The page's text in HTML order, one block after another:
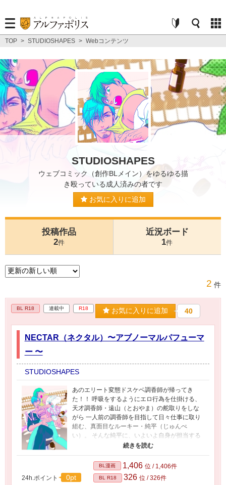
TOP > STUDIOSHAPES > Webコンテンツ
STUDIOSHAPES
ウェブコミック（創作BLメイン）をゆるゆる描
き殴っている成人済みの者です
お気に入りに追加
投稿作品
2件
近況ボード
1件
2 件
BL R18 連載中 R18 お気に入りに追加 40
NECTAR（ネクタル）〜アブノーマルパフューマ
ー 〜
STUDIOSHAPES
あのエリート変態ドスケベ調香師が帰ってき
た！！ 呼吸をするようにエロ行為を仕掛ける、
天才調香師・遠山（とおやま）の舵取りをしな
がら 一人前の調香師を目指して日々仕事に取り
組む、真面目なルーキー・純平（じゅんぺ
い）。 そんな純平に、いよいよ自身が担当する
新規商品の案件が舞い込んできたからさあ大
ているため邪魔はできない…。 それぞれが仕事
を通して、これまで見えてこなかった一面が見
えてき始め お互いの心境にも変化が訪れるので
24h.ポイント 0pt
BL漫画 1,406 位 / 1,406件
BL R18 326 位 / 326件